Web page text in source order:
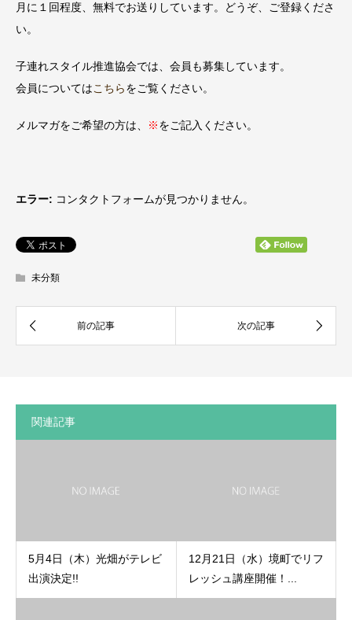
月に１回程度、無料でお送りしています。どうぞ、ご登録くださ
い。
子連れスタイル推進協会では、会員も募集しています。
会員についてはこちらをご覧ください。
メルマガをご希望の方は、 ※をご記入ください。
エラー: コンタクトフォームが見つかりません。
未分類
関連記事
5月4日（木）光畑がテレビ
出演決定!!
12月21日（水）境町でリフ
レッシュ講座開催！...